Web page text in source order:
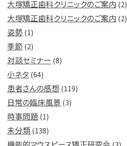
大塚矯正歯科クリニックのご案内 (2)
大塚矯正歯科クリニックのご案内 (2)
姿勢(1)
季節 (2)
対談セミナー (8)
小ネタ (64)
患者さんの感想 (119)
日常の臨床風景 (3)
時事問題 (1)
未分類(138)